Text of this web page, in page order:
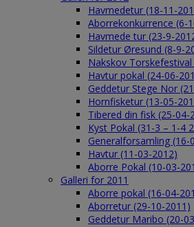
Havmedetur (18-11-
Aborrekonkurrence (6-
Havmede tur (23-9-
Sildetur Øresund (8-9-
Nakskov
Havtur pokal (24-06-
Geddetur Stege Nor
Hornfisketur (13-05-
Tibered din fisk (25-04-
Kyst Pokal (31-3 – 1-4
Generalforsamling (16-
Havtur (11-03-2012)
Aborre Pokal (10-03-
Galleri for 2011
Aborre pokal (16-04-
Aborretur (29-10-2011)
Geddetur Maribo (20-